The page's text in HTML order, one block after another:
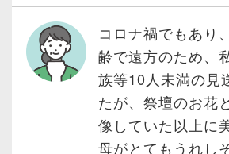
コロナ禍でもあり
齢で遠方のため、
族等10人未満の見
たが、祭壇のお花
像していた以上に
母がとてもうれし